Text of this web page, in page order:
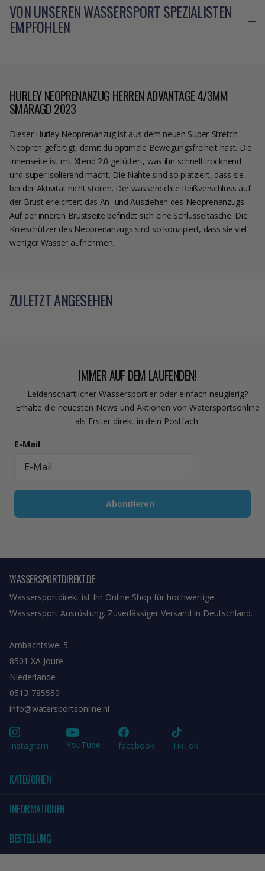
VON UNSEREN WASSERSPORT SPEZIALISTEN
EMPFOHLEN
HURLEY NEOPRENANZUG HERREN ADVANTAGE 4/3MM
SMARAGD 2023
Dieser Hurley Neoprenanzug ist aus dem neuen Super-Stretch-
Neopren gefertigt, damit du optimale Bewegungsfreiheit hast. Die
Innenseite ist mit Xtend 2.0 gefüttert, was ihn schnell trocknend
und super isolierend macht. Die Nähte sind so platziert, dass sie
bei der Aktivität nicht stören. Der wasserdichte Reißverschluss auf
der Brust erleichtert das An- und Ausziehen des Neoprenanzugs.
Auf der inneren Brustseite befindet sich eine Schlüsseltasche. Die
Knieschützer des Neoprenanzugs sind so konzipiert, dass sie viel
weniger Wasser aufnehmen.
ZULETZT ANGESEHEN
IMMER AUF DEM LAUFENDEN!
Leidenschaftlicher Wassersportler oder einfach neugierig?
Erhalte die neuesten News und Aktionen von Watersportsonline
als Erster direkt in dein Postfach.
E-Mail
Abonnieren
WASSERSPORTDIREKT.DE
Wassersportdirekt ist Ihr Online Shop für hochwertige
Wassersport Ausrüstung. Zuverlässiger Versand in Deutschland.
Ambachtswei 5
8501 XA Joure
Niederlande
0513-785550
info@watersportsonline.nl
Instagram YouTube facebook TikTok
KATEGORIEN
INFORMATIONEN
BESTELLUNG